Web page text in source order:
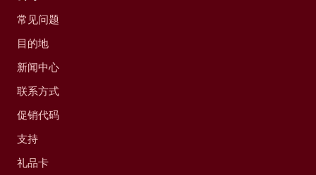
常见问题
目的地
新闻中心
联系方式
促销代码
支持
礼品卡